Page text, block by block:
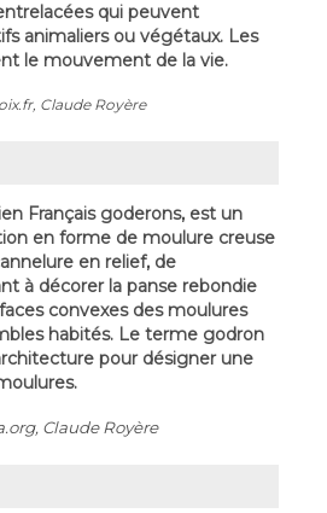
qui peuvent
animaliers ou végétaux. Les
le mouvement de la vie.
Claude Royère
Français goderons, est un
en forme de moulure creuse
en relief, de
à décorer la panse rebondie
convexes des moulures
habités. Le terme godron
pour désigner une
Claude Royère